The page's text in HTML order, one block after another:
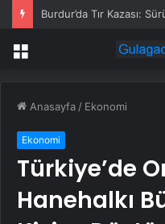
Burdur’da Tır Kazası:
Menü
Anasayfa / Ekonomi
Ekonomi
Türkiye’de
Hanehalkı